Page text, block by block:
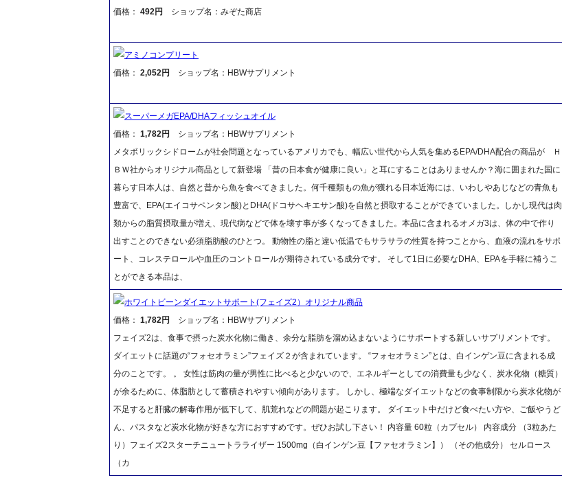
価格： 492円 ショップ名：みぞた商店
アミノコンプリート
価格： 2,052円 ショップ名：HBWサプリメント
スーパーメガEPA/DHAフィッシュオイル
価格： 1,782円
ショップ名：HBWサプリメント
メタボリックシドロームが社会問題となっているアメリカでも、幅広い世代から人気を集めるEPA/DHA配合の商品が Ｈ
ＢＷ社からオリジナル商品として新登場 「昔の日本食が健康に良い」と耳にすることはありませんか？海に囲まれた国に
暮らす日本人は、自然と昔から魚を食べてきました。何千種類もの魚が獲れる日本近海には、いわしやあじなどの青魚も
豊富で、EPA(エイコサペンタン酸)とDHA(ドコサヘキエサン酸)を自然と摂取することができていました。しかし現代は肉
類からの脂質摂取量が増え、現代病などで体を壊す事が多くなってきました。本品に含まれるオメガ3は、体の中で作り
出すことのできない必須脂肪酸のひとつ。 動物性の脂と違い低温でもサラサラの性質を持つことから、血液の流れをサポ
ート、コレステロールや血圧のコントロールが期待されている成分です。 そして1日に必要なDHA、EPAを手軽に補うこ
とができる本品は、
ホワイトビーンダイエットサポート(フェイズ2）オリジナル商品
価格： 1,782円
ショップ名：HBWサプリメント
フェイズ2は、食事で摂った炭水化物に働き、余分な脂肪を溜め込まないようにサポートする新しいサプリメントです。
ダイエットに話題の“フォセオラミン”フェイズ２が含まれています。 “フォセオラミン”とは、白インゲン豆に含まれる成
分のことです。 。 女性は筋肉の量が男性に比べると少ないので、エネルギーとしての消費量も少なく、炭水化物（糖質）
が余るために、体脂肪として蓄積されやすい傾向があります。 しかし、極端なダイエットなどの食事制限から炭水化物が
不足すると肝臓の解毒作用が低下して、肌荒れなどの問題が起こります。 ダイエット中だけど食べたい方や、ご飯やうど
ん、パスタなど炭水化物が好きな方におすすめです。ぜひお試し下さい！ 内容量 60粒（カプセル） 内容成分 （3粒あた
り）フェイズ2スターチニュートラライザー 1500mg（白インゲン豆【ファセオラミン】） （その他成分） セルロース
（カ